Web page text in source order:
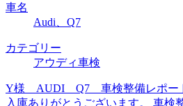
車名
Audi、Q7
カテゴリー
アウディ車検
Y様 AUDI Q7 車検整備レポー
入庫ありがとうございます。 車検